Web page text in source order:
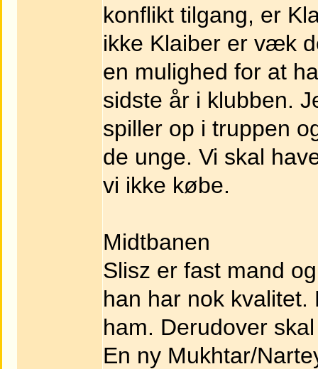
konflikt tilgang, er
ikke Klaiber er væk
en mulighed for at
sidste år i klubben.
spiller op i truppen
de unge. Vi skal
vi ikke købe.
Midtbanen
Slisz er fast mand
han har nok
ham. Derudover
En ny Mukhtar/